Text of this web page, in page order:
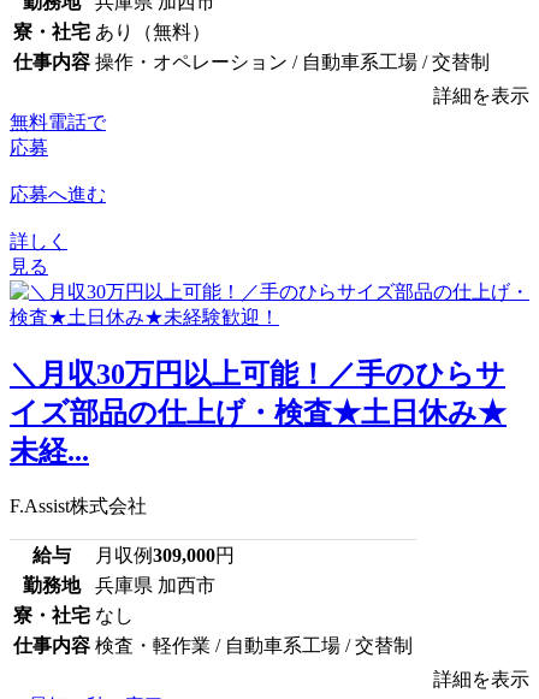
寮・社宅 あり（無料）
仕事内容 操作・オペレーション / 自動車系工場 / 交替制
詳細を表示
無料電話で
応募
応募へ進む
詳しく
見る
＼月収30万円以上可能！／手のひらサ
イズ部品の仕上げ・検査★土日休み★
未経...
F.Assist株式会社
給与 月収例309,000円
勤務地
兵庫県 加西市
寮・社宅 なし
仕事内容 検査・軽作業 / 自動車系工場 / 交替制
詳細を表示